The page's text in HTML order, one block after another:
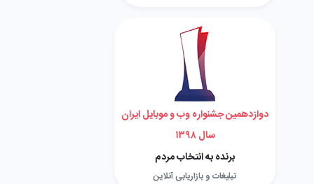
دوازدهمین جشنواره وب و موبایل ایران
سال ۱۳۹۸
برنده به انتخاب مردم
تبلیغات و بازاریابی آنلاین